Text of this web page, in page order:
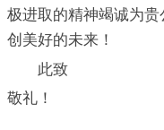
极进取的精神竭诚为
创美好的未来！
此致
敬礼！